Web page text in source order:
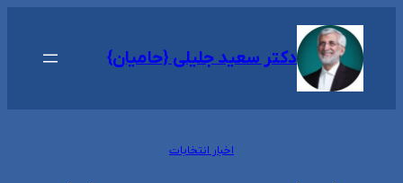
محتوا
دکتر سعید جلیلی {حامیان}
اخبار انتخابات